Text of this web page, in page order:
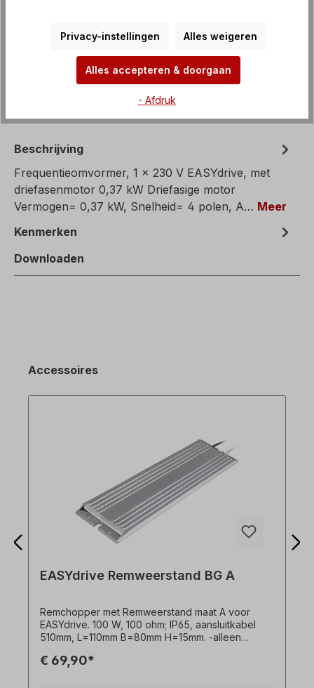
Beschrijving
Frequentieomvormer, 1 x 230 V EASYdrive, met
driefasenmotor 0,37 kW Driefasige motor
Vermogen= 0,37 kW, Snelheid= 4 polen, A… Meer
Kenmerken
Downloaden
Accessoires
EASYdrive Remweerstand BG A
Remchopper met Remweerstand maat A voor
EASYdrive. 100 W, 100 ohm; IP65, aansluitkabel
510mm, L=110mm B=80mm H=15mm. -alleen
productfoto's zijn vrijblijvende voorbeelden!
€ 69,90*
Privacy-instellingen Alles weigeren
Alles accepteren & doorgaan
- Afdruk